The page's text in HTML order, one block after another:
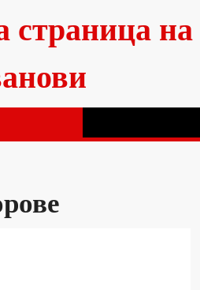
страница на